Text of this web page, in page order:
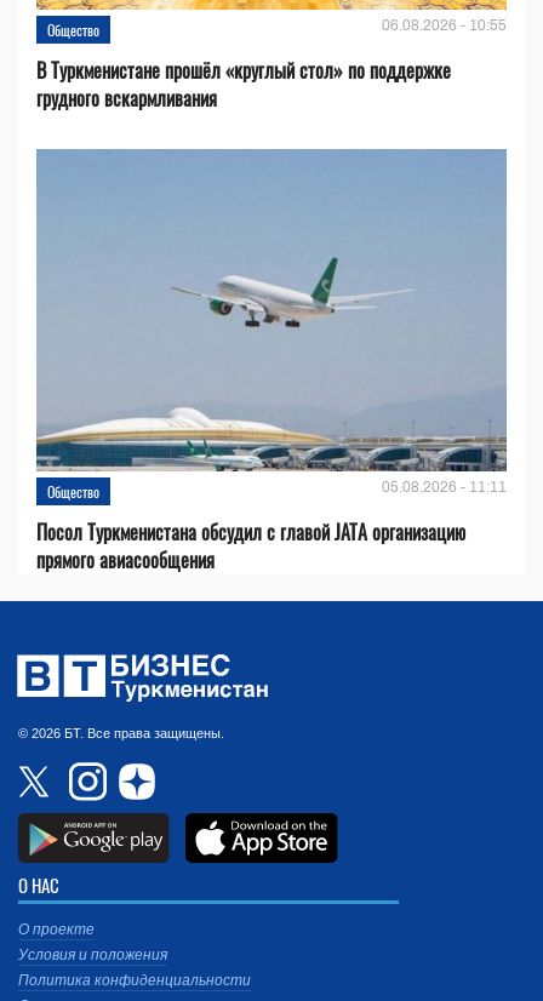
Общество 06.08.2026 - 10:55
В Туркменистане прошёл «круглый стол» по поддержке
грудного вскармливания
Общество 05.08.2026 - 11:11
Посол Туркменистана обсудил с главой JATA организацию
прямого авиасообщения
© 2026 БТ. Все права защищены.
О НАС
О проекте
Условия и положения
Политика конфиденциальности